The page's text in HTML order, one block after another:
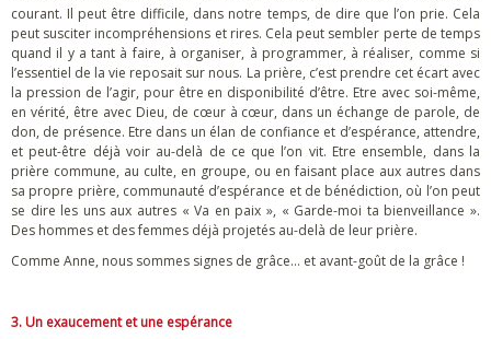
courant. Il peut être difficile, dans notre temps, de dire que l’on prie. Cela
peut susciter incompréhensions et rires. Cela peut sembler perte de temps
quand il y a tant à faire, à organiser, à programmer, à réaliser, comme si
l’essentiel de la vie reposait sur nous. La prière, c’est prendre cet écart avec
la pression de l’agir, pour être en disponibilité d’être. Etre avec soi-même,
en vérité, être avec Dieu, de cœur à cœur, dans un échange de parole, de
don, de présence. Etre dans un élan de confiance et d’espérance, attendre,
et peut-être déjà voir au-delà de ce que l’on vit. Etre ensemble, dans la
prière commune, au culte, en groupe, ou en faisant place aux autres dans
sa propre prière, communauté d’espérance et de bénédiction, où l’on peut
se dire les uns aux autres « Va en paix », « Garde-moi ta bienveillance ».
Des hommes et des femmes déjà projetés au-delà de leur prière.
Comme Anne, nous sommes signes de grâce… et avant-goût de la grâce !
3. Un exaucement et une espérance